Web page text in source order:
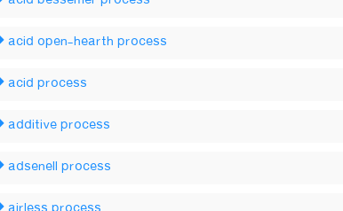
acid open-hearth process
acid process
additive process
adsenell process